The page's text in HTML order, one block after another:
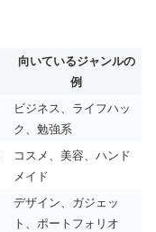
向いているジャンルの
例
ビジネス、ライフハッ
ク、勉強系
コスメ、美容、ハンド
メイド
デザイン、ガジェッ
ト、ポートフォリオ